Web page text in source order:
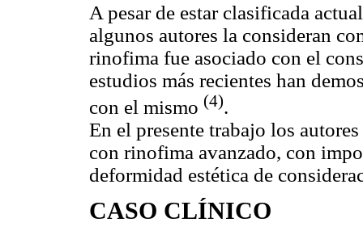
A pesar de estar clasificada
algunos autores la consideran
rinofima fue asociado con el
estudios más recientes han
con el mismo (4).
En el presente trabajo los
con rinofima avanzado, con
deformidad estética de
CASO CLÍNICO